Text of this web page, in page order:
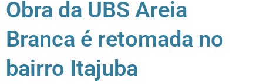
Obra da UBS Areia
Branca é retomada no
bairro Itajuba